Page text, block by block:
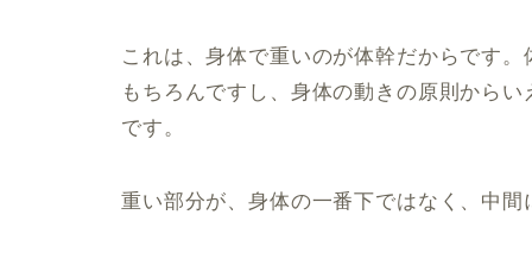
これは、身体で重いのが体幹だからです
もちろんですし、身体の動きの原則から
です。
重い部分が、身体の一番下ではなく、中